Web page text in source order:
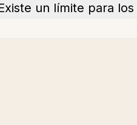
un límite para